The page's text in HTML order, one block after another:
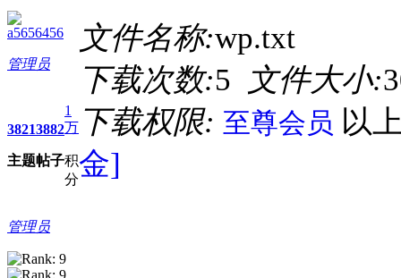
a5656456
管理员
3821
主题
3882
帖子
1
万
积
分
管理员
文件名称:wp.txt
下载次数:5 文件大小:
下载权限: 至尊会员 以
金]